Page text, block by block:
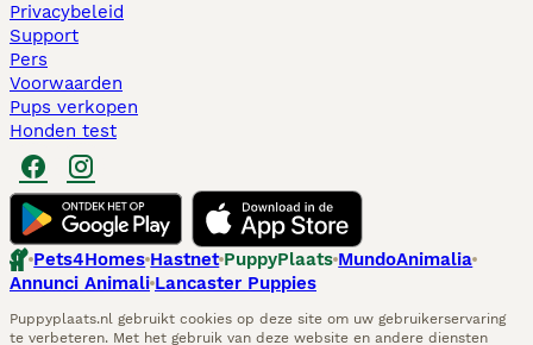
Privacybeleid
Support
Pers
Voorwaarden
Pups verkopen
Honden test
Pets4Homes Hastnet PuppyPlaats MundoAnimalia
Annunci Animali Lancaster Puppies
Puppyplaats.nl gebruikt cookies op deze site om uw gebruikerservaring
te verbeteren. Met het gebruik van deze website en andere diensten